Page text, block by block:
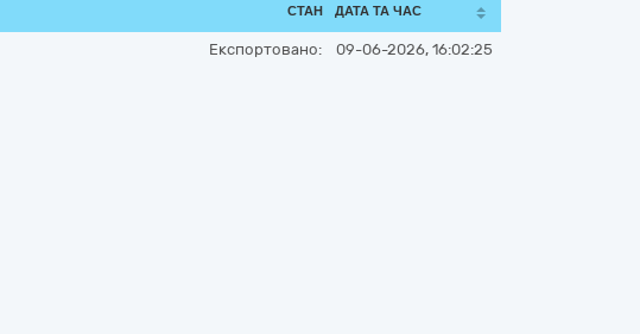
СТАН ДАТА ТА ЧАС
Експортовано: 09-06-2026, 16:02:25